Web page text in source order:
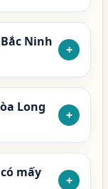
Ninh
+
Long
+
mấy
+